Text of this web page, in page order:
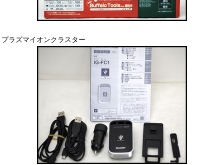
プラズマイオンクラスター